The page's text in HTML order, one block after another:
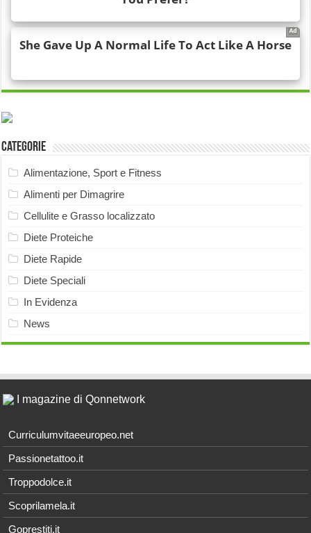
Categorie
Alimentazione, Sport e Fitness
Alimenti per Dimagrire
Cellulite e Grasso localizzato
Diete Proteiche
Diete Rapide
Diete Speciali
In Evidenza
News
I magazine di Qonnetwork
Curriculumvitaeeuropeo.net
Passionetattoo.it
Troppodolce.it
Scoprilamela.it
Goprestiti.it